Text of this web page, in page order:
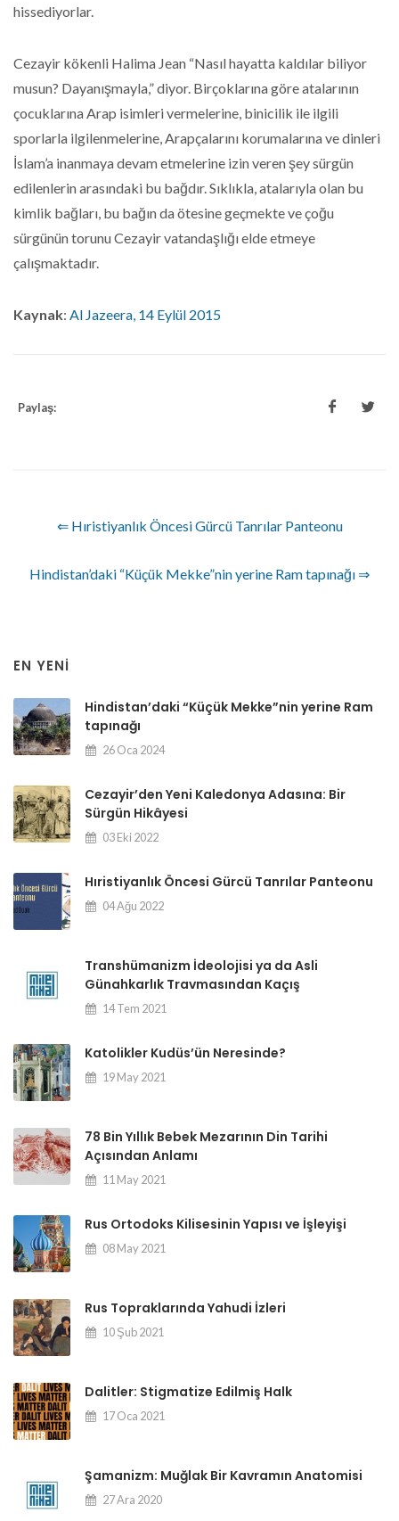
hissediyorlar.
Cezayir kökenli Halima Jean “Nasıl hayatta kaldılar biliyor
musun? Dayanışmayla,” diyor. Birçoklarına göre atalarının
çocuklarına Arap isimleri vermelerine, binicilik ile ilgili
sporlarla ilgilenmelerine, Arapçalarını korumalarına ve dinleri
İslam’a inanmaya devam etmelerine izin veren şey sürgün
edilenlerin arasındaki bu bağdır. Sıklıkla, atalarıyla olan bu
kimlik bağları, bu bağın da ötesine geçmekte ve çoğu
sürgünün torunu Cezayir vatandaşlığı elde etmeye
çalışmaktadır.
Kaynak: Al Jazeera, 14 Eylül 2015
Paylaş:
⇐ Hıristiyanlık Öncesi Gürcü Tanrılar Panteonu
Hindistan’daki “Küçük Mekke”nin yerine Ram tapınağı ⇒
EN YENI
Hindistan’daki “Küçük Mekke”nin yerine Ram
tapınağı
26 Oca 2024
Cezayir’den Yeni Kaledonya Adasına: Bir
Sürgün Hikâyesi
03 Eki 2022
Hıristiyanlık Öncesi Gürcü Tanrılar Panteonu
04 Ağu 2022
Transhümanizm İdeolojisi ya da Asli
Günahkarlık Travmasından Kaçış
14 Tem 2021
Katolikler Kudüs’ün Neresinde?
19 May 2021
78 Bin Yıllık Bebek Mezarının Din Tarihi
Açısından Anlamı
11 May 2021
Rus Ortodoks Kilisesinin Yapısı ve İşleyişi
08 May 2021
Rus Topraklarında Yahudi İzleri
10 Şub 2021
Dalitler: Stigmatize Edilmiş Halk
17 Oca 2021
Şamanizm: Muğlak Bir Kavramın Anatomisi
27 Ara 2020